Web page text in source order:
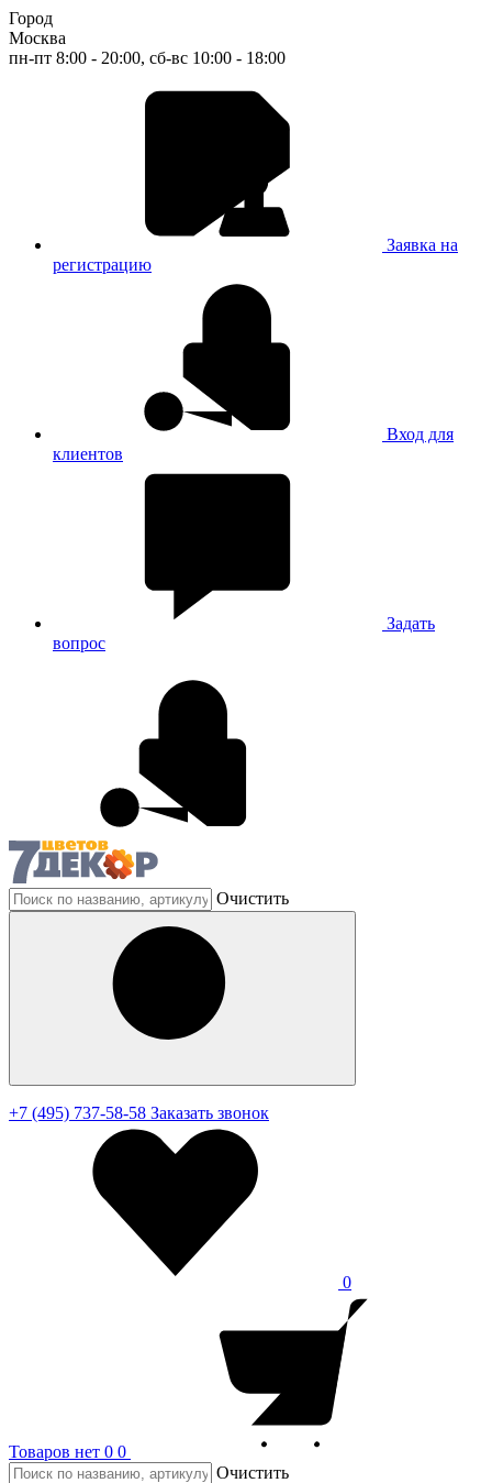
Город
Москва
пн-пт 8:00 - 20:00, сб-вс 10:00 - 18:00
Заявка на
регистрацию
Вход для
клиентов
Задать
вопрос
Очистить
+7 (495) 737-58-58 Заказать звонок
0
Товаров нет 0 0
Очистить